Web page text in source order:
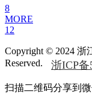
8
MORE
1 2
Copyright © 2024
Reserved.
浙ICP备
扫描二维码分享到